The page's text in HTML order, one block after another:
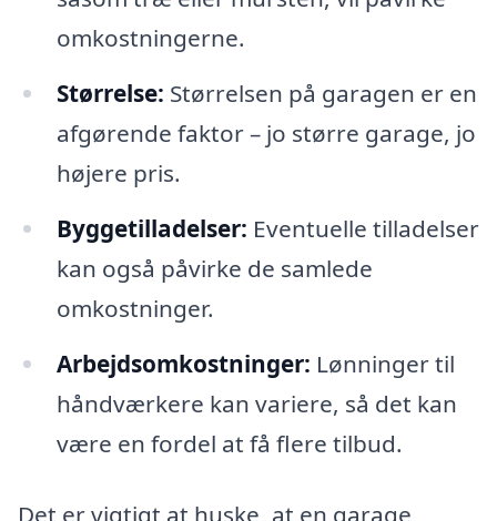
omkostningerne.
Størrelse: Størrelsen på garagen er en
afgørende faktor – jo større garage, jo
højere pris.
Byggetilladelser: Eventuelle tilladelser
kan også påvirke de samlede
omkostninger.
Arbejdsomkostninger: Lønninger til
håndværkere kan variere, så det kan
være en fordel at få flere tilbud.
Det er vigtigt at huske, at en garage